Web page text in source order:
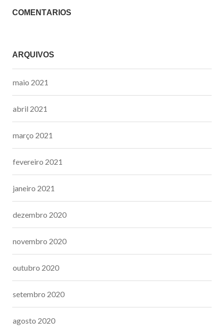
COMENTÁRIOS
ARQUIVOS
maio 2021
abril 2021
março 2021
fevereiro 2021
janeiro 2021
dezembro 2020
novembro 2020
outubro 2020
setembro 2020
agosto 2020